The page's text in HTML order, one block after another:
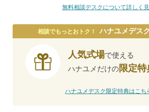
無料相談デスクについて詳しく
相談でもっとおトク！ ハナユメデス
人気式場で使える
ハナユメだけの限定特
ハナユメデスク限定特典はこち